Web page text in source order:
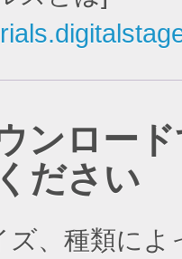
ンロー
ださい
ズ、種類に